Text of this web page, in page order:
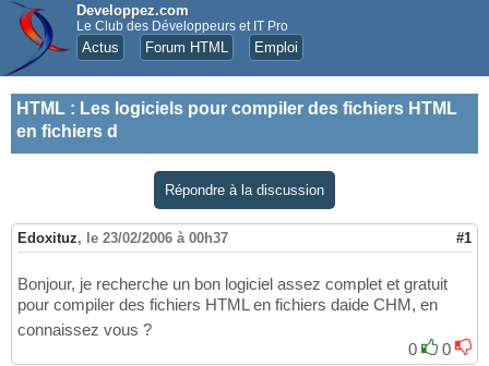
Developpez.com
Le Club des Développeurs et IT Pro
Actus Forum HTML Emploi
HTML : Les logiciels pour compiler des fichiers HTML
en fichiers d
Répondre à la discussion
Edoxituz, le 23/02/2006 à 00h37 #1
Bonjour, je recherche un bon logiciel assez complet et gratuit
pour compiler des fichiers HTML en fichiers daide CHM, en
connaissez vous ?
0
0